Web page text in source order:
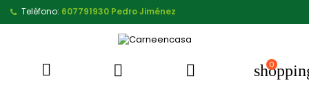
Teléfono: 607791930 Pedro Jiménez
   0